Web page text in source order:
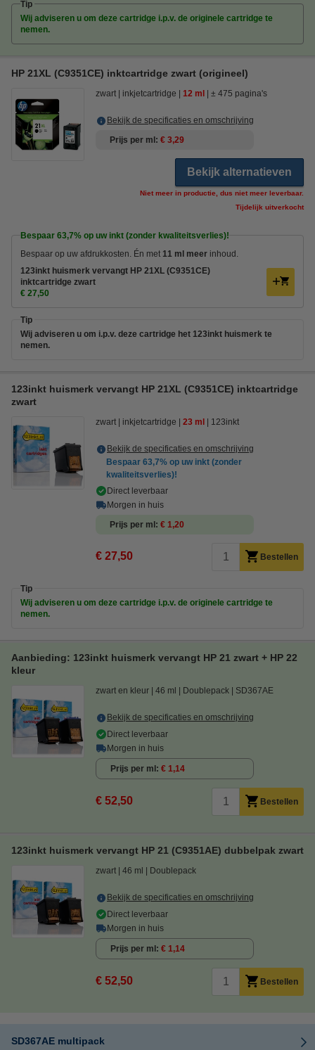
Tip
Wij adviseren u om deze cartridge i.p.v. de originele cartridge te
nemen.
HP 21XL (C9351CE) inktcartridge zwart (origineel)
zwart inkjetcartridge 12 ml ± 475 pagina's
Bekijk de specificaties en omschrijving
Prijs per ml € 3,29
Bekijk alternatieven
Niet meer in productie, dus niet meer leverbaar.
Tijdelijk uitverkocht
Bespaar 63,7% op uw inkt (zonder kwaliteitsverlies)!
Bespaar op uw afdrukkosten. Én met 11 ml meer inhoud.
123inkt huismerk vervangt HP 21XL (C9351CE)
inktcartridge zwart
€ 27,50
Tip
Wij adviseren u om i.p.v. deze cartridge het 123inkt huismerk te
nemen.
123inkt huismerk vervangt HP 21XL (C9351CE) inktcartridge
zwart
zwart inkjetcartridge 23 ml 123inkt
Bekijk de specificaties en omschrijving
Bespaar 63,7% op uw inkt (zonder
kwaliteitsverlies)!
Direct leverbaar
Morgen in huis
Prijs per ml € 1,20
€ 27,50 Bestellen
Tip
Wij adviseren u om deze cartridge i.p.v. de originele cartridge te
nemen.
Aanbieding: 123inkt huismerk vervangt HP 21 zwart + HP 22
kleur
zwart en kleur 46 ml Doublepack SD367AE
Bekijk de specificaties en omschrijving
Direct leverbaar
Morgen in huis
Prijs per ml € 1,14
€ 52,50 Bestellen
123inkt huismerk vervangt HP 21 (C9351AE) dubbelpak zwart
zwart 46 ml Doublepack
Bekijk de specificaties en omschrijving
Direct leverbaar
Morgen in huis
Prijs per ml € 1,14
€ 52,50 Bestellen
SD367AE multipack